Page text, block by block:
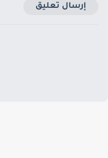
إرسال تعليق